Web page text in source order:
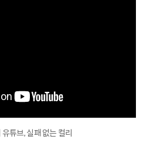
튜브, 실패 없는 컬리